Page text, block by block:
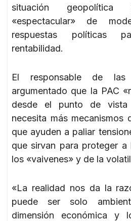
situación
«espectacular» de
respuestas políticas
rentabilidad.
El responsable de las
argumentado que la PAC
desde el punto de vista
necesita más mecanismos
que ayuden a paliar
que sirvan para proteger
los «vaivenes» y de la
«La realidad nos da la
puede ser solo
dimensión económica y